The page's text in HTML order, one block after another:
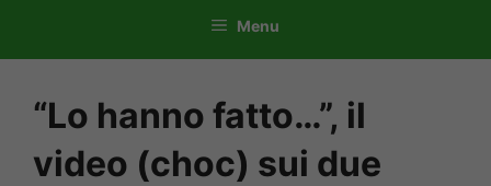
Menu
“Lo hanno fatto…”, il
video (choc) sui due